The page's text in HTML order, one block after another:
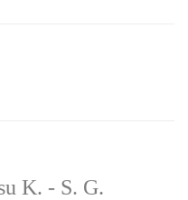
K. - S. G.